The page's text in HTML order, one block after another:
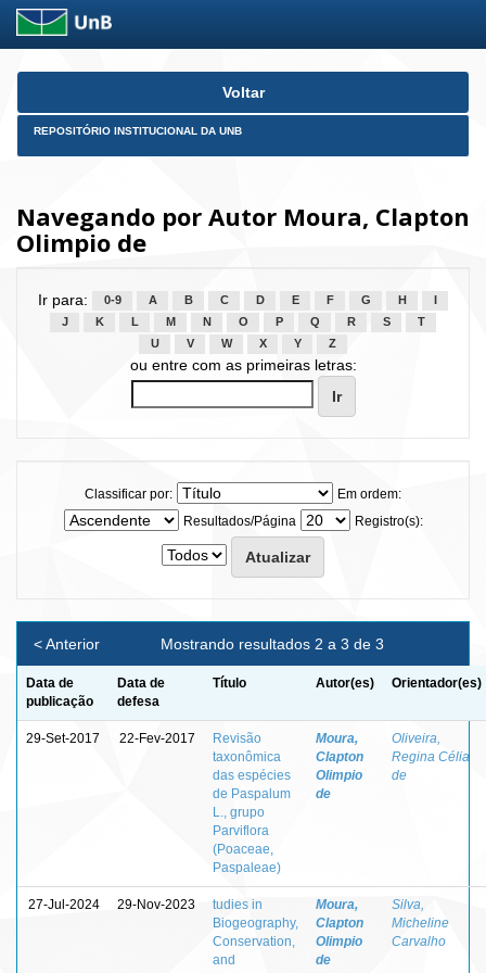
Skip
Voltar
REPOSITÓRIO INSTITUCIONAL DA UNB
Navegando por Autor Moura, Clapton
Olimpio de
Ir para: 0-9 A B C D E F G H
J
K L M N O P Q R S
T
U
V W X Y Z
ou entre com as primeiras letras:
Classificar por:
Em ordem:
Resultados/Página
Registro(s):
Mostrando resultados 2 a 3 de 3
< Anterior
Data de
publicação
Data de
defesa
Título Autor(es) Orientador(es)
29-Set-2017 22-Fev-2017
Revisão
taxonômica
das espécies
de Paspalum
L., grupo
Parviflora
(Poaceae,
Paspaleae)
Moura,
Clapton
Olimpio
de
Oliveira,
Regina Célia
de
27-Jul-2024 29-Nov-2023
tudies in
Biogeography,
Conservation,
and
Moura,
Clapton
Olimpio
de
Silva,
Micheline
Carvalho